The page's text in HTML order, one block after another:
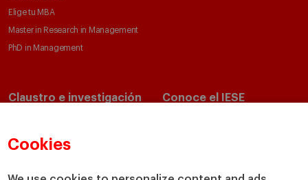
Cookies
Elige tu MBA
Master in Research in Management
PhD in Management
Claustro e investigación
Departamentos académicos
Cátedras
Conoce el IESE
Nuestro impacto